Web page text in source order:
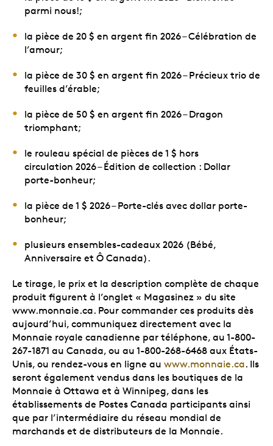
parmi nous!;
la pièce de 20 $ en argent fin 2026 – Célébration de
l’amour;
la pièce de 30 $ en argent fin 2026 – Précieux trio de
feuilles d’érable;
la pièce de 50 $ en argent fin 2026 – Dragon
triomphant;
le rouleau spécial de pièces de 1 $ hors
circulation 2026 – Édition de collection : Dollar
porte-bonheur;
la pièce de 1 $ 2026 – Porte-clés avec dollar porte-
bonheur;
plusieurs ensembles-cadeaux 2026 (Bébé,
Anniversaire et Ô Canada).
Le tirage, le prix et la description complète de chaque
produit figurent à l’onglet « Magasinez » du site
www.monnaie.ca. Pour commander ces produits dès
aujourd’hui, communiquez directement avec la
Monnaie royale canadienne par téléphone, au 1-800-
267-1871 au Canada, ou au 1-800-268-6468 aux États-
Unis, ou rendez-vous en ligne au www.monnaie.ca. Ils
seront également vendus dans les boutiques de la
Monnaie à Ottawa et à Winnipeg, dans les
établissements de Postes Canada participants ainsi
que par l’intermédiaire du réseau mondial de
marchands et de distributeurs de la Monnaie.